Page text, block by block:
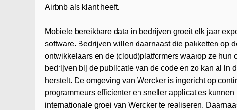
Airbnb als klant heeft.
Mobiele bereikbare data in bedrijven groeit elk jaar
software. Bedrijven willen daarnaast die pakketten op
ontwikkelaars en de (cloud)platformers waarop ze hun
bedrijven bij de publicatie van de code en zo kan al in
herstelt. De omgeving van Wercker is ingericht op
programmeurs efficienter en sneller applicaties
internationale groei van Wercker te realiseren.